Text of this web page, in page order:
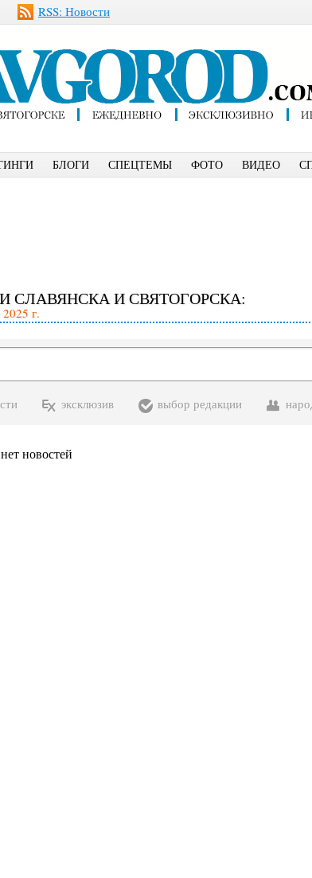
RSS: Новости
БЛОГИ СПЕЦТЕМЫ ФОТО ВИДЕО
СЛАВЯНСКА И СВЯТОГОРСКА:
2025 г.
эксклюзив выбор редакции
новостей